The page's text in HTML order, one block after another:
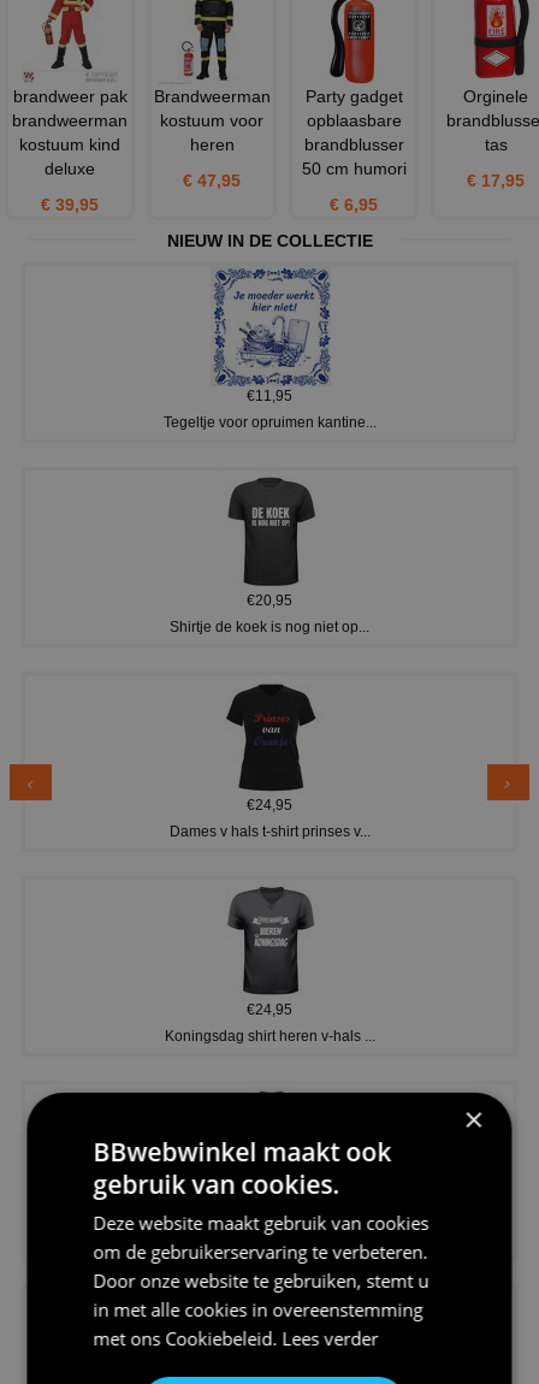
brandweer pak
brandweerman
kostuum kind
deluxe
€ 39,95
Brandweerman
kostuum voor
heren
€ 47,95
Party gadget
opblaasbare
brandblusser
50 cm humori
€ 6,95
Orginele
tas
€ 17,95
NIEUW IN DE COLLECTIE
€11,95
Tegeltje voor opruimen kantine...
€20,95
Shirtje de koek is nog niet op...
€24,95
Dames v hals t-shirt prinses v...
€24,95
Koningsdag shirt heren v-hals ...
€24,95
V-hals shirt rood wit blauw st...
×
BBwebwinkel maakt ook
gebruik van cookies.
Deze website maakt gebruik van cookies
om de gebruikerservaring te verbeteren.
Door onze website te gebruiken, stemt u
in met alle cookies in overeenstemming
met ons Cookiebeleid. Lees verder